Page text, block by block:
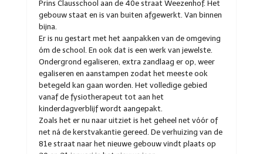
Prins Clausschool aan de 40e straat Weezenhof. Het
gebouw staat en is van buiten afgewerkt. Van binnen
bijna.
Er is nu gestart met het aanpakken van de omgeving
óm de school. En ook dat is een werk van jewelste.
Ondergrond egaliseren, extra zandlaag er op, weer
egaliseren en aanstampen zodat het meeste ook
betegeld kan gaan worden. Het volledige gebied
vanaf de fysiotherapeut tot aan het
kinderdagverblijf wordt aangepakt.
Zoals het er nu naar uitziet is het geheel net vóór of
net ná de kerstvakantie gereed. De verhuizing van de
81e straat naar het nieuwe gebouw vindt plaats op